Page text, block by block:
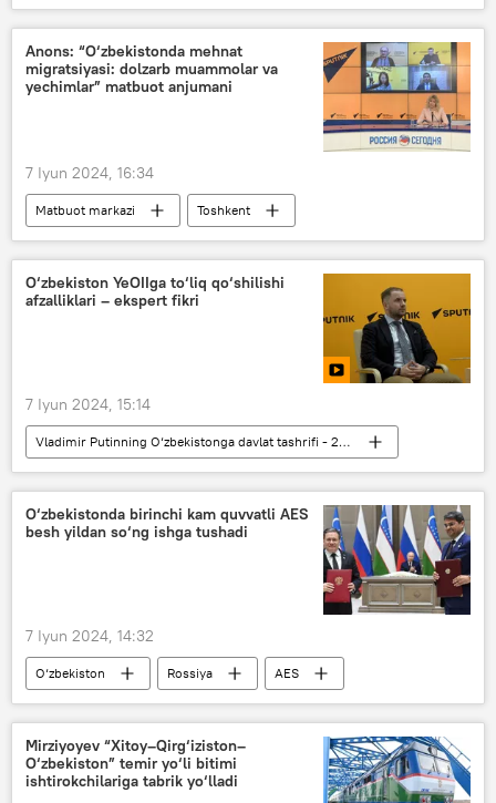
Sankt-Peterburg
Peterburg xalqaro iqtisodiy forumi
Anons: “O‘zbekistonda mehnat
migratsiyasi: dolzarb muammolar va
yechimlar” matbuot anjumani
7 Iyun 2024, 16:34
Matbuot markazi
Toshkent
matbuot
matbuot-anjuman
Migratsiya
Moskva
Rossiya
O‘zbekiston - Rossiya
O‘zbekiston YeOIIga to‘liq qo‘shilishi
afzalliklari – ekspert fikri
7 Iyun 2024, 15:14
Vladimir Putinning O‘zbekistonga davlat tashrifi - 2024-yil
Rossiya
O‘zbekiston - Rossiya
O‘zbekiston
Video
O‘zbekistonda birinchi kam quvvatli AES
besh yildan so‘ng ishga tushadi
7 Iyun 2024, 14:32
O‘zbekiston Rossiya
AES
Atom energetikasi
O‘zbekistonda atom elektrostansiyasi qurilishi
Rosatom
Mirziyoyev “Xitoy–Qirg‘iziston–
O‘zbekiston” temir yo‘li bitimi
ishtirokchilariga tabrik yo‘lladi